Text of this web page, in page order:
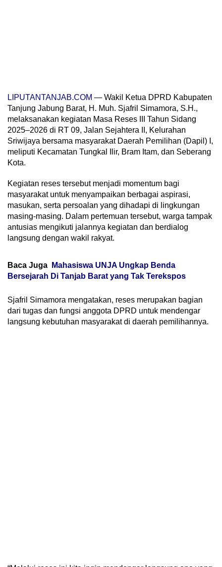
LIPUTANTANJAB.COM — Wakil Ketua DPRD Kabupaten
Tanjung Jabung Barat, H. Muh. Sjafril Simamora, S.H.,
melaksanakan kegiatan Masa Reses III Tahun Sidang
2025–2026 di RT 09, Jalan Sejahtera II, Kelurahan
Sriwijaya bersama masyarakat Daerah Pemilihan (Dapil) I,
meliputi Kecamatan Tungkal Ilir, Bram Itam, dan Seberang
Kota.
Kegiatan reses tersebut menjadi momentum bagi
masyarakat untuk menyampaikan berbagai aspirasi,
masukan, serta persoalan yang dihadapi di lingkungan
masing-masing. Dalam pertemuan tersebut, warga tampak
antusias mengikuti jalannya kegiatan dan berdialog
langsung dengan wakil rakyat.
Baca Juga
Mahasiswa UNJA Ungkap Benda
Bersejarah Di Tanjab Barat yang Tak Terekspos
Sjafril Simamora mengatakan, reses merupakan bagian
dari tugas dan fungsi anggota DPRD untuk mendengar
langsung kebutuhan masyarakat di daerah pemilihannya.